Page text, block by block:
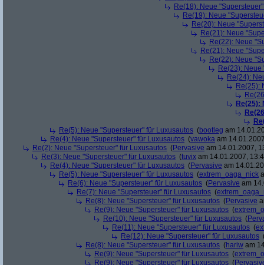
Re(18): Neue
Re(19): Neue
Re(20): Neue
Re(21): Neue
Re(22): Neue
Re(21): Neue
Re(22): Neue
Re(23):
Re(24):
Re(25):
Re(25):
Re(5): Neue "Supersteuer" für Luxusautos (bootleg am
Re(4): Neue "Supersteuer" für Luxusautos (vawoka am
Re(2): Neue "Supersteuer" für Luxusautos (Pervasive am 14.01.2007,
Re(3): Neue "Supersteuer" für Luxusautos (tuvix am 14.01.2007,
Re(4): Neue "Supersteuer" für Luxusautos (Pervasive am
Re(5): Neue "Supersteuer" für Luxusautos (extrem_oaga_nick
Re(6): Neue "Supersteuer" für Luxusautos (Pervasive am
Re(7): Neue "Supersteuer" für Luxusautos (
Re(8): Neue "Supersteuer" für Luxusautos (Pervasive
Re(9): Neue "Supersteuer" für Luxusautos (
Re(10): Neue "Supersteuer" für Luxusautos (
Re(11): Neue "Supersteuer" für Luxusautos (
Re(12): Neue "Supersteuer" für Luxusautos
Re(8): Neue "Supersteuer" für Luxusautos (hariw am
Re(9): Neue "Supersteuer" für Luxusautos (
Re(9): Neue "Supersteuer" für Luxusautos (